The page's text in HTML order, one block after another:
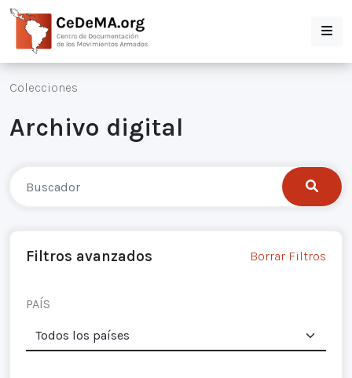
Colecciones
Archivo digital
Filtros avanzados Borrar Filtros
PAÍS